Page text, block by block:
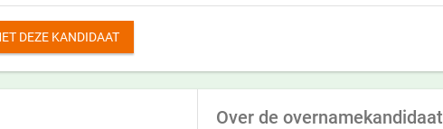
DEZE KANDIDAAT
Over de overnamekandidaat